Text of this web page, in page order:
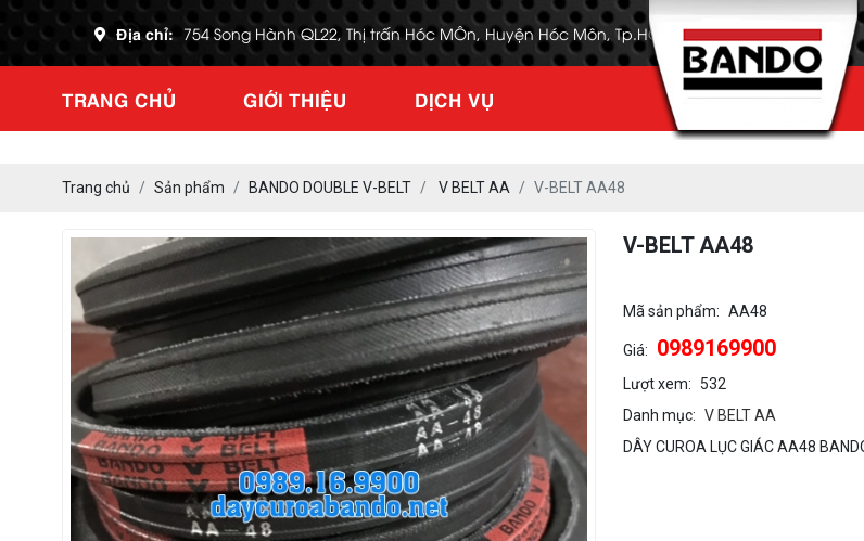
Địa chỉ: 754 Song Hành QL22, Thị trấn Hóc MÔn, Huyện Hóc Môn, Tp.HCM
TRANG CHỦ GIỚI THIỆU DỊCH VỤ
Trang chủ Sản phẩm BANDO DOUBLE V-BELT V BELT AA V-BELT AA48
V-BELT AA48
Mã sản phẩm: AA48
Giá: 0989169900
Lượt xem:
532
Danh mục: V BELT AA
DÂY CUROA LỤC GIÁC AA48